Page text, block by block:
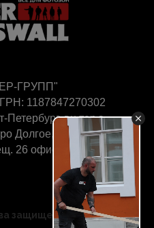
ГРУПП"
1187847270302
вн.тер.г.
Долгое, ул Рубежная, д.
26 офис 17
защищены.